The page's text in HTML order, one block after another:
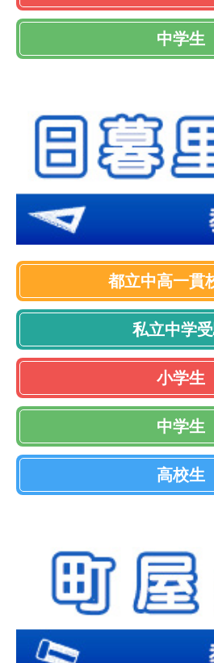
中学生
都立中高一貫
私立中学
小学生
中学生
高校生